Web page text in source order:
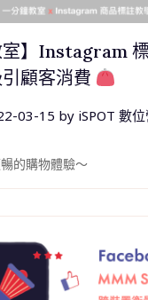
室】Instagram
顧客消費
03-15 by iSPOT 數
的購物體驗～